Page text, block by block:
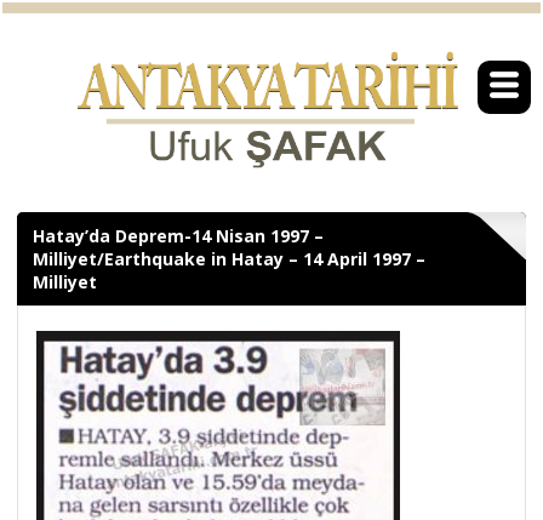
Hatay’da Deprem-14 Nisan 1997 –
Milliyet/Earthquake in Hatay – 14 April 1997 –
Milliyet